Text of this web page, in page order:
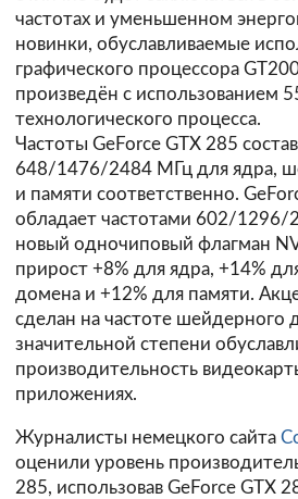
частотах и уменьшенном
новинки, обуславливаемые
графического процессора
произведён с использованием
технологического процесса.
Частоты GeForce GTX 285
648/1476/2484 МГц для ядра,
и памяти соответственно.
обладает частотами 602/1296/
новый одночиповый флагман
прирост +8% для ядра, +14%
домена и +12% для памяти.
сделан на частоте шейдерного
значительной степени
производительность
приложениях.
Журналисты немецкого сайта
оценили уровень
285, использовав GeForce GTX